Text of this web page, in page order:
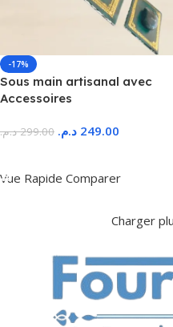
-17%
Sous main artisanal avec
Accessoires
299.00 د.م. 249.00 د.م.
Vue Rapide Comparer
Charger